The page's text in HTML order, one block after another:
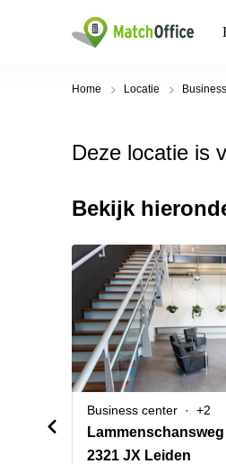
Home Locatie
Deze locatie is
Bekijk
Business center +2
Lammenschansweg
2321 JX Leiden